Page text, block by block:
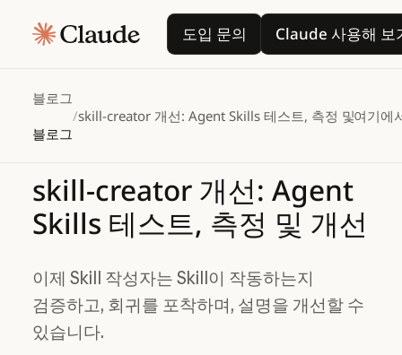
도입 문의
도입 문의
Claude 사용해 보
블로그
블로그
/skill-creator 개선: Agent Skills 테스트, 측정 및 개선
여기에
skill-creator 개선: Agent
Skills 테스트, 측정 및 개선
이제 Skill 작성자는 Skill이 작동하는지
검증하고, 회귀를 포착하며, 설명을 개선할 수
있습니다.